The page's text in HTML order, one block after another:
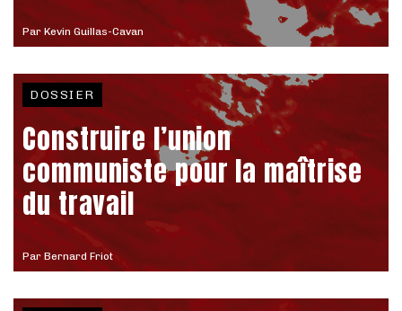
Par Kevin Guillas-Cavan
Par Bernard Friot
DOSSIER
Construire l’union
communiste pour la maîtrise
du travail